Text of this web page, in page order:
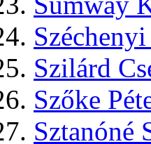
Szilárd
Szőke
Sztanóné